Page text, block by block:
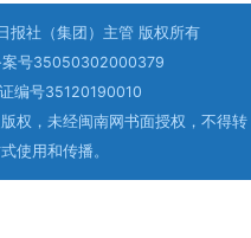
社（集团）主管 版权所有
案号35050302000379
编号35120190010
权，未经闽南网书面授权，不得转
使用和传播。